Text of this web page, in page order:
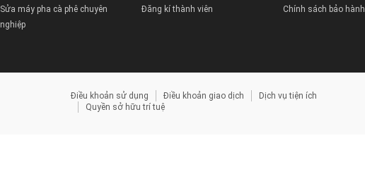
Sửa máy pha cà phê chuyên
nghiệp
Đăng kí thành viên
Chính sách bảo hành
Điều khoản sử dụng Điều khoản giao dịch
Dịch vụ tiện ích
Quyền sở hữu trí tuệ